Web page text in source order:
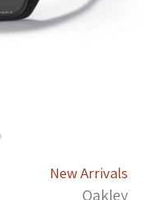
New Arrivals
Oakley